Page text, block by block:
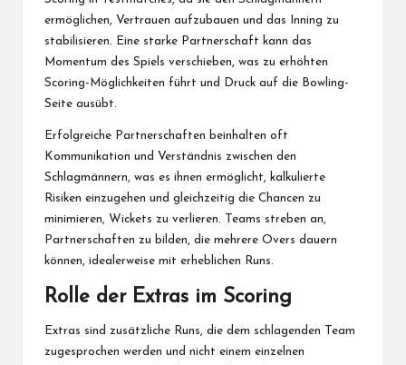
ermöglichen, Vertrauen aufzubauen und das Inning zu
stabilisieren. Eine starke Partnerschaft kann das
Momentum des Spiels verschieben, was zu erhöhten
Scoring-Möglichkeiten führt und Druck auf die Bowling-
Seite ausübt.
Erfolgreiche Partnerschaften beinhalten oft
Kommunikation und Verständnis zwischen den
Schlagmännern, was es ihnen ermöglicht, kalkulierte
Risiken einzugehen und gleichzeitig die Chancen zu
minimieren, Wickets zu verlieren. Teams streben an,
Partnerschaften zu bilden, die mehrere Overs dauern
können, idealerweise mit erheblichen Runs.
Rolle der Extras im Scoring
Extras sind zusätzliche Runs, die dem schlagenden Team
zugesprochen werden und nicht einem einzelnen